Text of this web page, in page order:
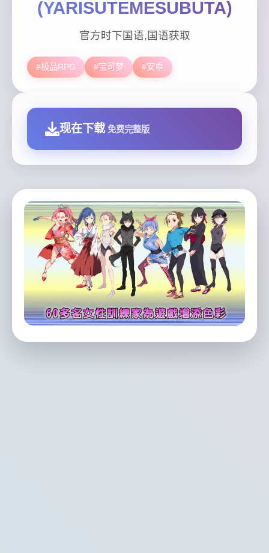
(YARISUTEMESUBUTA)
官方时下国语,国语获取
#极品RPG #宝可梦 #安卓
现在下载 免费完整版